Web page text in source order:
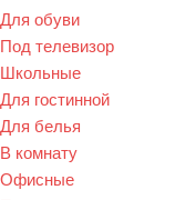
Для обуви
Под телевизор
Школьные
Для гостинной
Для белья
В комнату
Офисные